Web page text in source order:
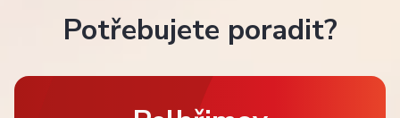
Potřebujete poradit?